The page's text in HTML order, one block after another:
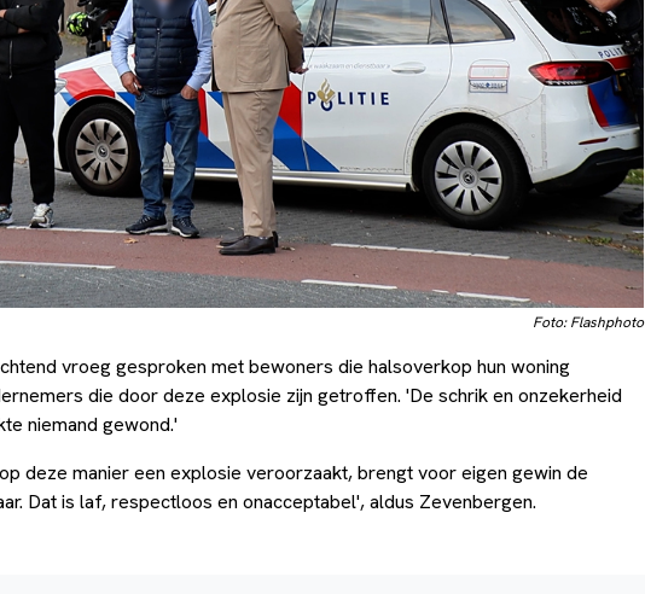
Foto: Flashphoto
vroeg gesproken met bewoners die halsoverkop hun woning
die door deze explosie zijn getroffen. 'De schrik en onzekerheid
niemand gewond.'
deze manier een explosie veroorzaakt, brengt voor eigen gewin de
Dat is laf, respectloos en onacceptabel', aldus Zevenbergen.